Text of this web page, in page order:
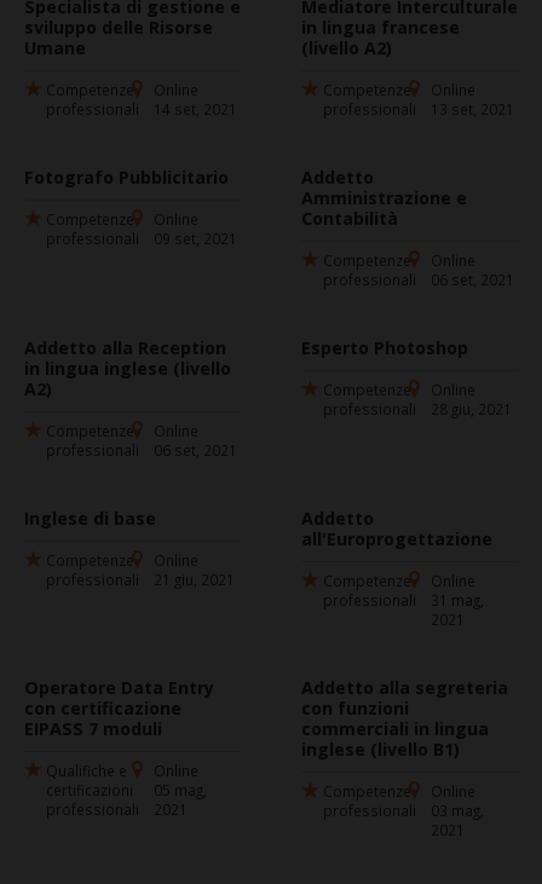
Specialista di gestione e
sviluppo delle Risorse
Umane
Competenze
professionali
Online
14 set, 2021
Mediatore Interculturale
in lingua francese
(livello A2)
Competenze
professionali
Online
13 set, 2021
Fotografo Pubblicitario
Competenze
professionali
Online
09 set, 2021
Addetto
Amministrazione e
Contabilità
Competenze
professionali
Online
06 set, 2021
Addetto alla Reception
in lingua inglese (livello
A2)
Competenze
professionali
Online
06 set, 2021
Esperto Photoshop
Competenze
professionali
Online
28 giu, 2021
Inglese di base
Competenze
professionali
Online
21 giu, 2021
Addetto
all'Europrogettazione
Competenze
professionali
Online
31 mag,
2021
Operatore Data Entry
con certificazione
EIPASS 7 moduli
Qualifiche e
certificazioni
professionali
Online
05 mag,
2021
Addetto alla segreteria
con funzioni
commerciali in lingua
inglese (livello B1)
Competenze
professionali
Online
03 mag,
2021